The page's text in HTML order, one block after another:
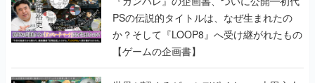
PSの伝説的タイトルは、なぜ生まれたの
か？そして『LOOP8』へ受け継がれたもの
【ゲームの企画書】